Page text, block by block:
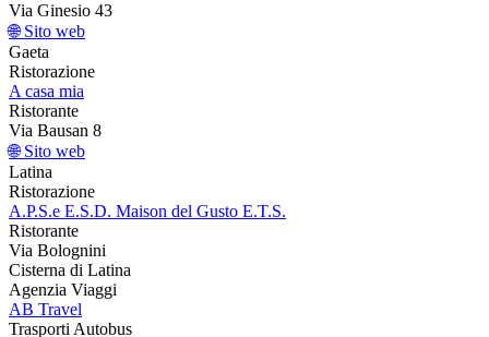
Via Ginesio 43
🌐 Sito web
Gaeta
Ristorazione
A casa mia
Ristorante
Via Bausan 8
🌐 Sito web
Latina
Ristorazione
A.P.S.e E.S.D. Maison del Gusto E.T.S.
Ristorante
Via Bolognini
Cisterna di Latina
Agenzia Viaggi
AB Travel
Trasporti Autobus